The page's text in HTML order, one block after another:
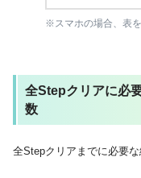
※スマホの場合、表
全Stepクリアに必
数
全Stepクリアまでに必要